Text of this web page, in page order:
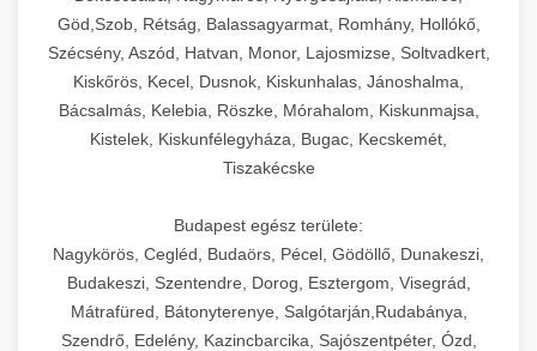
Göd,Szob, Rétság, Balassagyarmat, Romhány, Hollókő,
Szécsény, Aszód, Hatvan, Monor, Lajosmizse, Soltvadkert,
Kiskőrös, Kecel, Dusnok, Kiskunhalas, Jánoshalma,
Bácsalmás, Kelebia, Röszke, Mórahalom, Kiskunmajsa,
Kistelek, Kiskunfélegyháza, Bugac, Kecskemét,
Tiszakécske
Budapest egész területe:
Nagykörös, Cegléd, Budaörs, Pécel, Gödöllő, Dunakeszi,
Budakeszi, Szentendre, Dorog, Esztergom, Visegrád,
Mátrafüred, Bátonyterenye, Salgótarján,Rudabánya,
Szendrő, Edelény, Kazincbarcika, Sajószentpéter, Ózd,